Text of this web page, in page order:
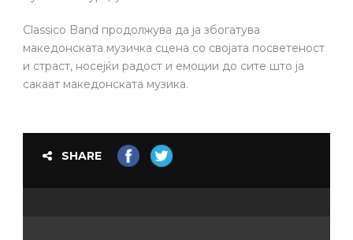
Classico Band продолжува да ја збогатува
македонската музичка сцена со својата посветеност
и страст, носејќи радост и емоции до сите што ја
сакаат македонската музика.
SHARE